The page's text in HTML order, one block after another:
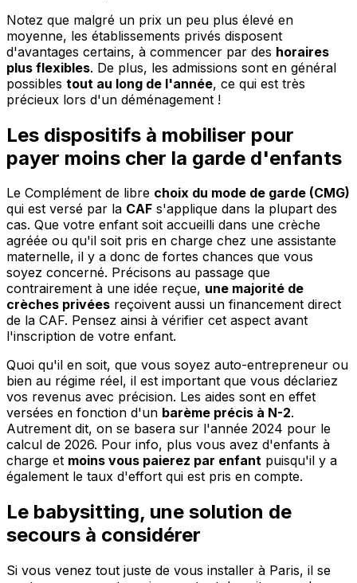
Notez que malgré un prix un peu plus élevé en
moyenne, les établissements privés disposent
d'avantages certains, à commencer par des horaires
plus flexibles. De plus, les admissions sont en général
possibles tout au long de l'année, ce qui est très
précieux lors d'un déménagement !
Les dispositifs à mobiliser pour
payer moins cher la garde d'enfants
Le Complément de libre choix du mode de garde (CMG)
qui est versé par la CAF s'applique dans la plupart des
cas. Que votre enfant soit accueilli dans une crèche
agréée ou qu'il soit pris en charge chez une assistante
maternelle, il y a donc de fortes chances que vous
soyez concerné. Précisons au passage que
contrairement à une idée reçue, une majorité de
crèches privées reçoivent aussi un financement direct
de la CAF. Pensez ainsi à vérifier cet aspect avant
l'inscription de votre enfant.
Quoi qu'il en soit, que vous soyez auto-entrepreneur ou
bien au régime réel, il est important que vous déclariez
vos revenus avec précision. Les aides sont en effet
versées en fonction d'un barème précis à N-2.
Autrement dit, on se basera sur l'année 2024 pour le
calcul de 2026. Pour info, plus vous avez d'enfants à
charge et moins vous paierez par enfant puisqu'il y a
également le taux d'effort qui est pris en compte.
Le babysitting, une solution de
secours à considérer
Si vous venez tout juste de vous installer à Paris, il se